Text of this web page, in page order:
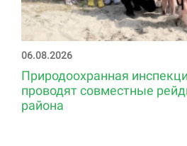
06.08.2026
Природоохранная
проводят совместные
района